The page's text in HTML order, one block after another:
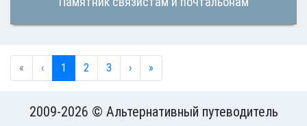
« ‹ 1 2 3 › »
2009-2026 © Альтернативный путеводитель